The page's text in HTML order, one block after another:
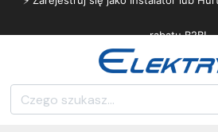
rabatu B2B!